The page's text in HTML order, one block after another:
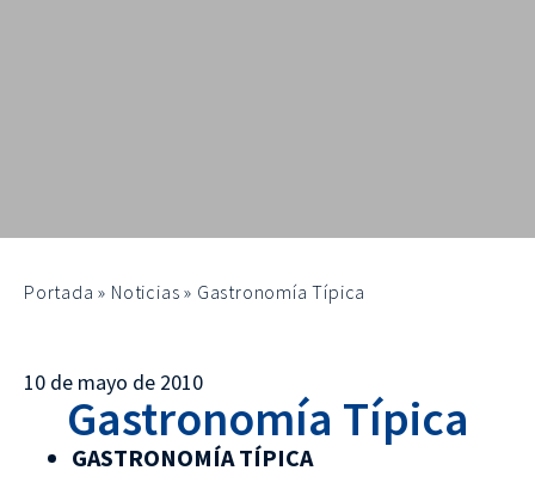
Portada » Noticias » Gastronomía Típica
10 de mayo de 2010
Gastronomía Típica
GASTRONOMÍA TÍPICA